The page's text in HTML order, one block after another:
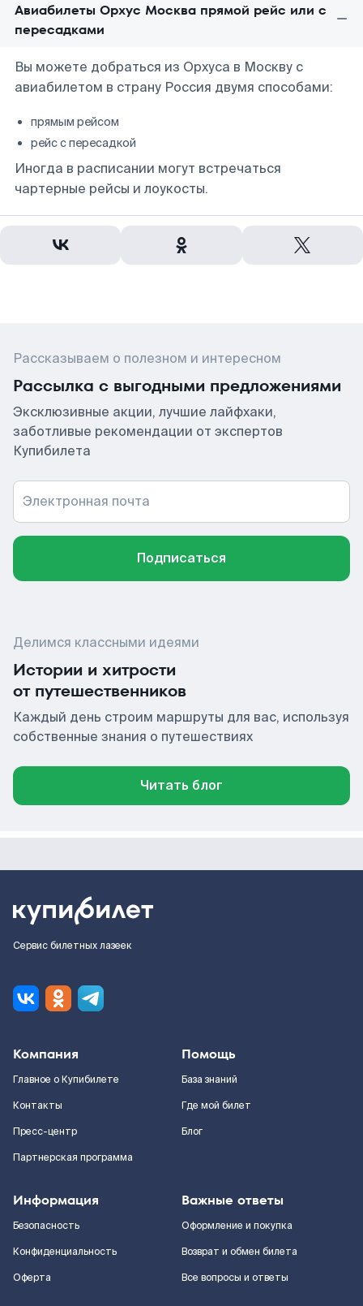
Авиабилеты Орхус Москва прямой рейс или с
пересадками
Вы можете добраться из Орхуса в Москву с
авиабилетом в страну Россия двумя способами:
прямым рейсом
рейс с пересадкой
Иногда в расписании могут встречаться
чартерные рейсы и лоукосты.
Рассказываем о полезном и интересном
Рассылка с выгодными предложениями
Эксклюзивные акции, лучшие лайфхаки,
заботливые рекомендации от экспертов
Купибилета
Электронная почта
Подписаться
Делимся классными идеями
Истории и хитрости
от путешественников
Каждый день строим маршруты для вас, используя
собственные знания о путешествиях
Читать блог
Сервис билетных лазеек
Компания
Главное о Купибилете
Контакты
Пресс-центр
Партнерская программа
Помощь
База знаний
Где мой билет
Блог
Информация
Безопасность
Конфиденциальность
Оферта
Важные ответы
Оформление и покупка
Возврат и обмен билета
Все вопросы и ответы